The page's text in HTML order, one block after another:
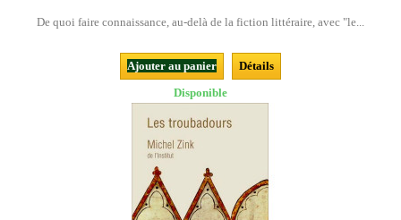
De quoi faire connaissance, au-delà de la fiction littéraire, avec "le...
Ajouter au panier
Détails
Disponible